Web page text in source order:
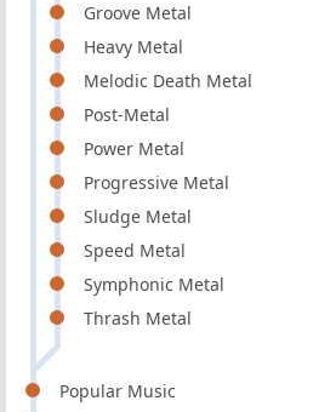
Groove Metal
Heavy Metal
Melodic Death Metal
Post-Metal
Power Metal
Progressive Metal
Sludge Metal
Speed Metal
Symphonic Metal
Thrash Metal
Popular Music